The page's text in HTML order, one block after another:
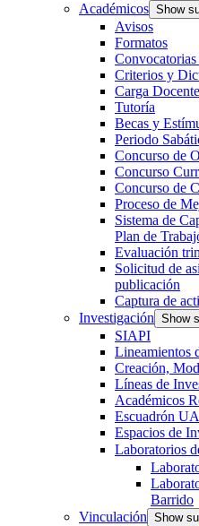
Académicos Show
Avisos
Formatos
Criterios y
Carga Docente
Tutoría
Becas y
Periodo
Concurso de
Concurso
Concurso de
Proceso de
Sistema de
Plan de
Evaluación
Solicitud de
publicación
Captura de
Investigación Show
SIAPI
Lineamientos
Creación,
Líneas de
Académicos
Escuadrón
Espacios de
Laboratorios
Barrido
Vinculación Show